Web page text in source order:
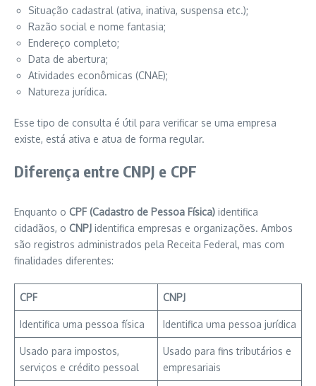
Situação cadastral (ativa, inativa, suspensa etc.);
Razão social e nome fantasia;
Endereço completo;
Data de abertura;
Atividades econômicas (CNAE);
Natureza jurídica.
Esse tipo de consulta é útil para verificar se uma empresa
existe, está ativa e atua de forma regular.
Diferença entre CNPJ e CPF
Enquanto o CPF (Cadastro de Pessoa Física) identifica
cidadãos, o CNPJ identifica empresas e organizações. Ambos
são registros administrados pela Receita Federal, mas com
finalidades diferentes:
CPF CNPJ
Identifica uma pessoa física Identifica uma pessoa jurídica
Usado para impostos,
serviços e crédito pessoal
Usado para fins tributários e
empresariais